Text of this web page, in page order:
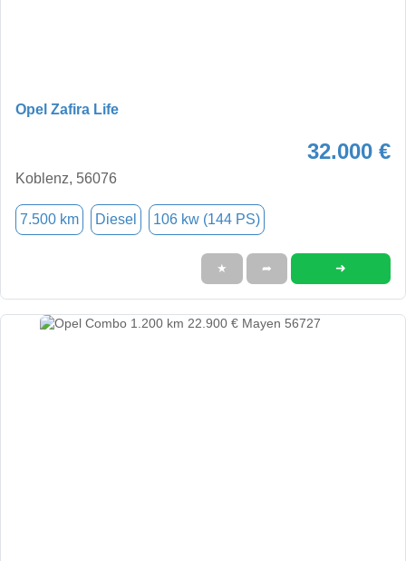
Opel Zafira Life
32.000 €
Koblenz, 56076
7.500 km Diesel 106 kw (144 PS)
★ ➦ ➜